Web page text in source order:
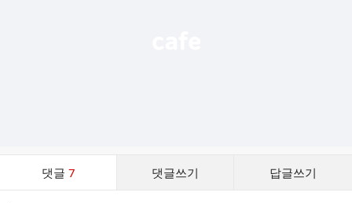
댓글 7 댓글쓰기 답글쓰기